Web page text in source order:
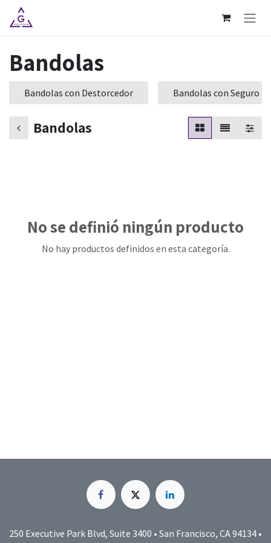
Ir al contenido
Bandolas
Bandolas con Destorcedor Bandolas con Seguro
Bandolas
No se definió ningún producto
No hay productos definidos en esta categoría.
250 Executive Park Blvd, Suite 3400 • San Francisco, CA 94134 •